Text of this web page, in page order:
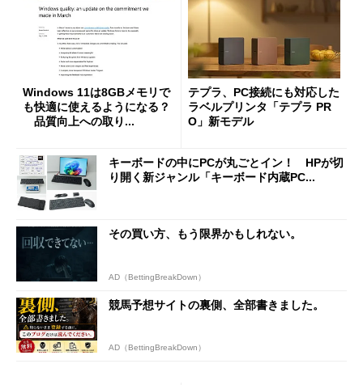
Windows 11は8GBメモリで
も快適に使えるようになる？
品質向上への取り...
テプラ、PC接続にも対応した
ラベルプリンタ「テプラ PR
O」新モデル
キーボードの中にPCが丸ごとイン！ HPが切
り開く新ジャンル「キーボード内蔵PC...
その買い方、もう限界かもしれない。
AD（BettingBreakDown）
競馬予想サイトの裏側、全部書きました。
AD（BettingBreakDown）